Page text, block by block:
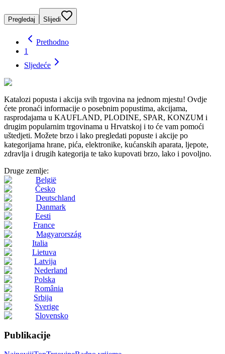
Pregledaj Slijedi
Prethodno
1
Sljedeće
Katalozi popusta i akcija svih trgovina na jednom mjestu! Ovdje
ćete pronaći informacije o posebnim popustima, akcijama,
rasprodajama u KAUFLAND, PLODINE, SPAR, KONZUM i
drugim popularnim trgovinama u Hrvatskoj i to će vam pomoći
uštedjeti. Možete brzo i lako pregledati popuste i akcije po
kategorijama hrane, pića, elektronike, kućanskih aparata, ljepote,
zdravlja i drugih kategorija te tako kupovati brzo, lako i povoljno.
Druge zemlje:
België
Česko
Deutschland
Danmark
Eesti
France
Magyarország
Italia
Lietuva
Latvija
Nederland
Polska
România
Srbija
Sverige
Slovensko
Publikacije